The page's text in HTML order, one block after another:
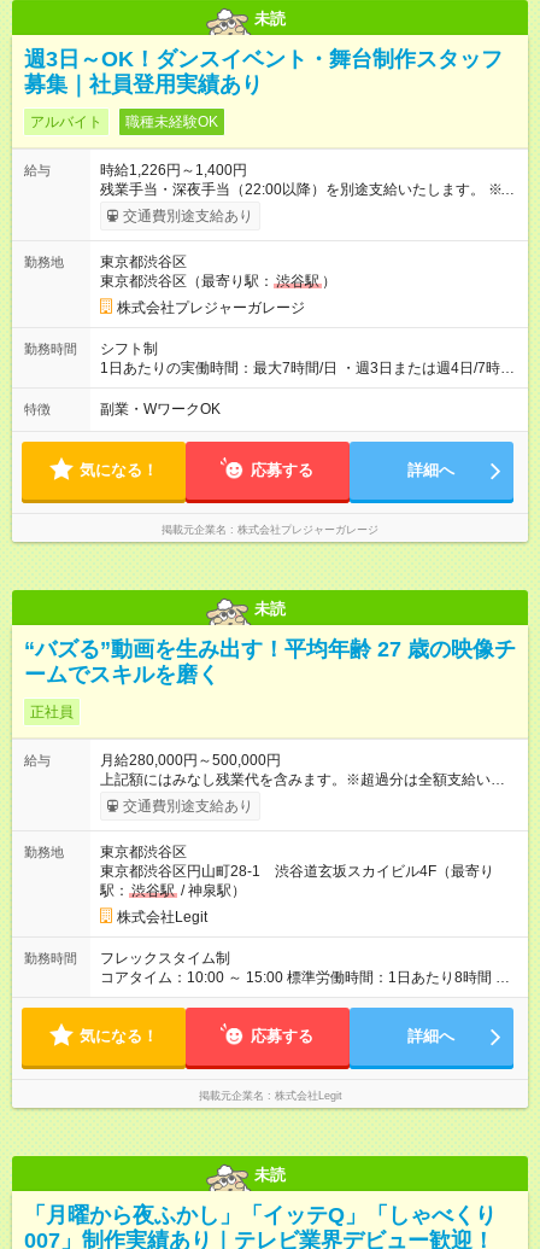
未読
週3日～OK！ダンスイベント・舞台制作スタッフ
募集｜社員登用実績あり
アルバイト 職種未経験OK
給与
時給1,226円～1,400円
残業手当・深夜手当（22:00以降）を別途支給いたします。 ※い
ずれも法令および当社規定に基づき支給 (1)アルバイトスタッフ
試用期間終了後は、能力により定期面談での昇給あり (2)マネー
ち、双方合意があれば社員登用可能。 アルバイト期間中は(1)と
同条件での雇用となります。 【試用期間】試用期間あり 試用期
間の長さ：3ヶ月 雇用形態、給与は本採用時と同じです。
交通費別途支給あり
勤務地
東京都渋谷区
東京都渋谷区（最寄り駅： 渋谷駅 ）
株式会社プレジャーガレージ
勤務時間
シフト制
1日あたりの実働時間：最大7時間/日 ・週3日または週4日/7時間
(月15日程度)～ ※通常勤務時間は10:00～22:00の中で相談可能
※上記契約時間が難しい場合は面接時にご相談ください ※イベン
す。
特徴 副業・WワークOK
気になる！ 応募する 詳細へ
掲載元企業名 株式会社プレジャーガレージ
未読
“バズる”動画を生み出す！平均年齢 27 歳の映像チ
ームでスキルを磨く
正社員
給与
月給280,000円～500,000円
上記額にはみなし残業代を含みます。※超過分は全額支給いたし
ます。 みなし残業代 58,594円 以上／月 みなし残業時間 40時間
／月 昇給は随時！頑張り次第で毎月お給料UPも！ 【試用期間】
採用時と異なる部分があります。 雇用形態：中途採用（契約社
員） 給与：月給 250,000円 ～ 300,000円 上記額にはみなし残業
代を含みます。※超過分は全額支給いたします。 みなし残業
代 58,594円以上／月 みなし残業時間 40時間／月
交通費別途支給あり
勤務地
東京都渋谷区
東京都渋谷区円山町28-1 渋谷道玄坂スカイビル4F（最寄り
駅： 渋谷駅 / 神泉駅）
株式会社Legit
勤務時間
フレックスタイム制
コアタイム：10:00 ～ 15:00 標準労働時間：1日あたり8時間 標
準労働時間：1日あたり8時間 ／ 1か月あたり160時間
気になる！ 応募する 詳細へ
掲載元企業名 株式会社Legit
未読
「月曜から夜ふかし」「イッテQ」「しゃべくり
007」制作実績あり｜テレビ業界デビュー歓迎！